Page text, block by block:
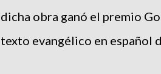
dicha obra ganó el premio
texto evangélico en español